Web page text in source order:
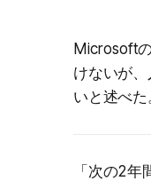
Microsoft
けないが
いと述べた
「次の2